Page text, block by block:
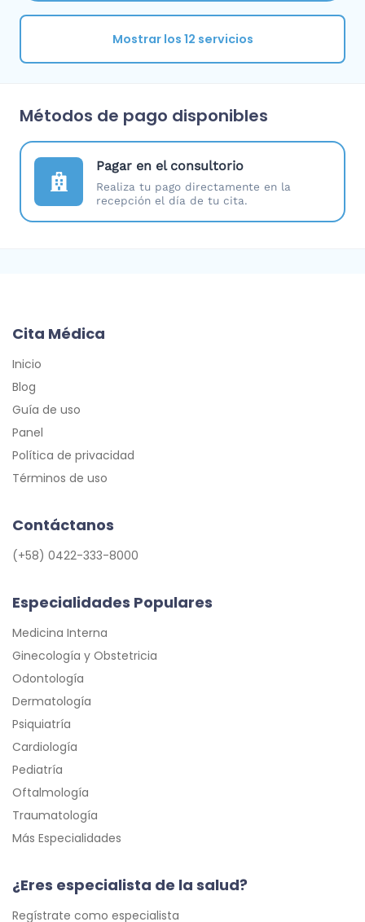
Mostrar los 12 servicios
Métodos de pago disponibles
Pagar en el consultorio
Realiza tu pago directamente en la
recepción el día de tu cita.
Cita Médica
Inicio
Blog
Guía de uso
Panel
Política de privacidad
Términos de uso
Contáctanos
(+58) 0422-333-8000
Especialidades Populares
Medicina Interna
Ginecología y Obstetricia
Odontología
Dermatología
Psiquiatría
Cardiología
Pediatría
Oftalmología
Traumatología
Más Especialidades
¿Eres especialista de la salud?
Regístrate como especialista